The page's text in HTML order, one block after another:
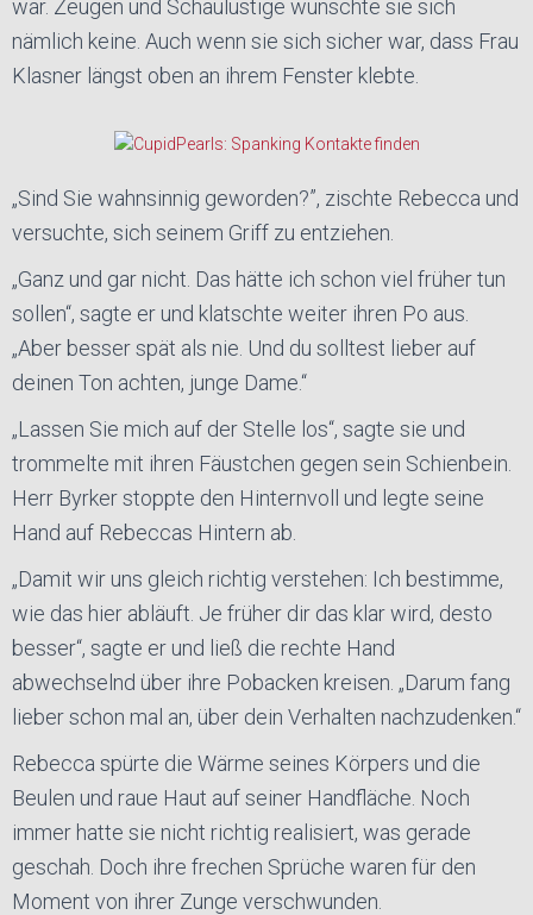
war. Zeugen und Schaulustige wünschte sie sich
nämlich keine. Auch wenn sie sich sicher war, dass Frau
Klasner längst oben an ihrem Fenster klebte.
„Sind Sie wahnsinnig geworden?”, zischte Rebecca und
versuchte, sich seinem Griff zu entziehen.
„Ganz und gar nicht. Das hätte ich schon viel früher tun
sollen“, sagte er und klatschte weiter ihren Po aus.
„Aber besser spät als nie. Und du solltest lieber auf
deinen Ton achten, junge Dame.“
„Lassen Sie mich auf der Stelle los“, sagte sie und
trommelte mit ihren Fäustchen gegen sein Schienbein.
Herr Byrker stoppte den Hinternvoll und legte seine
Hand auf Rebeccas Hintern ab.
„Damit wir uns gleich richtig verstehen: Ich bestimme,
wie das hier abläuft. Je früher dir das klar wird, desto
besser“, sagte er und ließ die rechte Hand
abwechselnd über ihre Pobacken kreisen. „Darum fang
lieber schon mal an, über dein Verhalten nachzudenken.“
Rebecca spürte die Wärme seines Körpers und die
Beulen und raue Haut auf seiner Handfläche. Noch
immer hatte sie nicht richtig realisiert, was gerade
geschah. Doch ihre frechen Sprüche waren für den
Moment von ihrer Zunge verschwunden.